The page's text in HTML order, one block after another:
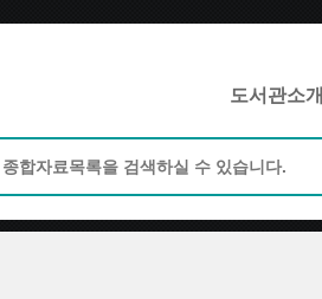
도서관소개